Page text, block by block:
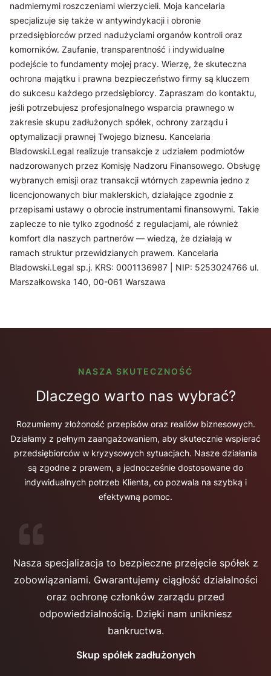
nadmiernymi roszczeniami wierzycieli. Moja kancelaria
specjalizuje się także w antywindykacji i obronie
przedsiębiorców przed nadużyciami organów kontroli oraz
komorników. Zaufanie, transparentność i indywidualne
podejście to fundamenty mojej pracy. Wierzę, że skuteczna
ochrona majątku i prawna bezpieczeństwo firmy są kluczem
do sukcesu każdego przedsiębiorcy. Zapraszam do kontaktu,
jeśli potrzebujesz profesjonalnego wsparcia prawnego w
zakresie skupu zadłużonych spółek, ochrony zarządu i
optymalizacji prawnej Twojego biznesu. Kancelaria
Bladowski.Legal realizuje transakcje z udziałem podmiotów
nadzorowanych przez Komisję Nadzoru Finansowego. Obsługę
wybranych emisji oraz transakcji wtórnych zapewnia jedno z
licencjonowanych biur maklerskich, działające zgodnie z
przepisami ustawy o obrocie instrumentami finansowymi. Takie
zaplecze to nie tylko zgodność z regulacjami, ale również
komfort dla naszych partnerów — wiedzą, że działają w
ramach struktur przewidzianych prawem. Kancelaria
Bladowski.Legal sp.j. KRS: 0001136987 | NIP: 5253024766 ul.
Marszałkowska 140, 00-061 Warszawa
NASZA SKUTECZNOŚĆ
Dlaczego warto nas wybrać?
Rozumiemy złożoność przepisów oraz realiów biznesowych.
Działamy z pełnym zaangażowaniem, aby skutecznie wspierać
przedsiębiorców w kryzysowych sytuacjach. Nasze działania
są zgodne z prawem, a jednocześnie dostosowane do
indywidualnych potrzeb Klienta, co pozwala na szybką i
efektywną pomoc.
Nasza specjalizacja to bezpieczne przejęcie spółek z
zobowiązaniami. Gwarantujemy ciągłość działalności
oraz ochronę członków zarządu przed
odpowiedzialnością. Dzięki nam unikniesz
bankructwa.
Skup spółek zadłużonych